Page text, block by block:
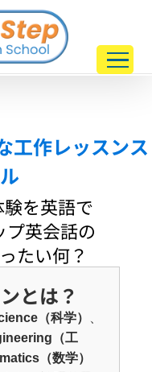
工作レッスンス
プ英会話の
たい何？
とは？
（科学）
（工
（数学）